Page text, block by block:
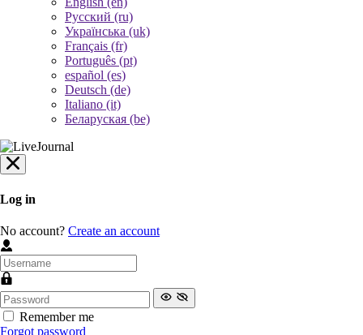
Русский (ru)
Українська (uk)
Français (fr)
Português (pt)
español (es)
Deutsch (de)
Italiano (it)
Беларуская (be)
Log in
No account? Create an account
Remember me
Forgot password